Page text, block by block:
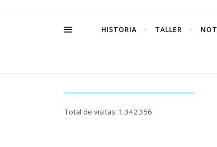
HISTORIA TALLER
Total de visitas: 1.342.356